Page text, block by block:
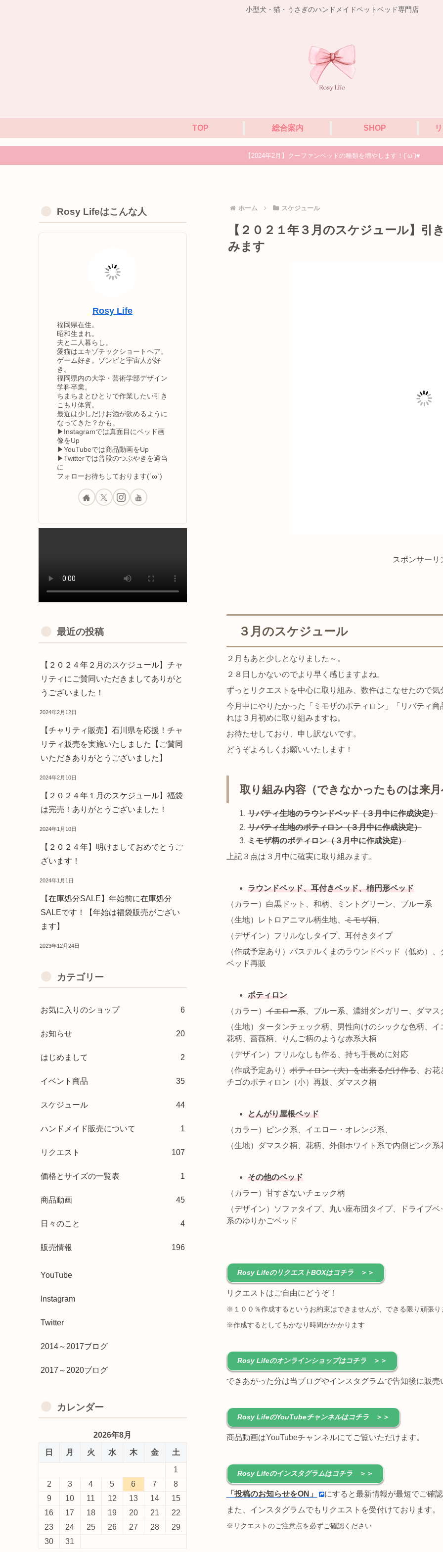
小型犬・猫・うさぎのハンドメイドペットベッド専門店
TOP 総合案内 SHOP
【2024年2月】クーファンベッドの種類を増やします！(´ω`)♥
ホーム スケジュール
【２０２１年３月のスケジュール】引
みます
スポンサーリ
３月のスケジュール
２月もあと少しとなりました～。
２８日しかないのでより早く感じますよね。
ずっとリクエストを中心に取り組み、数件はこなせたので気
今月中にやりたかった「ミモザのポティロン」「リバティ
れは３月初めに取り組みますね。
お待たせしており、申し訳ないです。
どうぞよろしくお願いいたします！
取り組み内容（できなかったものは来月
リバティ生地のラウンドベッド（３月中に作成決定）
リバティ生地のポティロン（３月中に作成決定）
ミモザ柄のポティロン（３月中に作成決定）
上記３点は３月中に確実に取り組みます。
ラウンドベッド、耳付きベッド、楕円形ベッド
（カラー）白黒ドット、和柄、ミントグリーン、ブルー系
（生地）レトロアニマル柄生地、ミモザ柄、
（デザイン）フリルなしタイプ、耳付きタイプ
（作成予定あり）パステルくまのラウンドベッド（低め）
ベッド再販
ポティロン
（カラー）イエロー系、ブルー系、濃紺ダンガリー、ダマ
（生地）タータンチェック柄、男性向けのシックな色柄、
花柄、薔薇柄、りんご柄のような赤系大柄
（デザイン）フリルなしも作る、持ち手長めに対応
（作成予定あり）ポティロン（大）を出来るだけ作る、お花
チゴのポティロン（小）再販、ダマスク柄
とんがり屋根ベッド
（カラー）ピンク系、イエロー・オレンジ系、
（生地）ダマスク柄、花柄、外側ホワイト系で内側ピンク系
その他のベッド
（カラー）甘すぎないチェック柄
（デザイン）ソファタイプ、丸い座布団タイプ、ドライブ
系のゆりかごベッド
Rosy LifeのリクエストBOXはコチラ＞＞
リクエストはご自由にどうぞ！
※１００％作成するというお約束はできませんが、できる限り頑張り
※作成するとしてもかなり時間がかかります
Rosy Lifeのオンラインショップはコチラ＞＞
できあがった分は当ブログやインスタグラムで告知後に販売
Rosy LifeのYouTubeチャンネルはコチラ＞＞
商品動画はYouTubeチャンネルにてご覧いただけます。
Rosy Lifeのインスタグラムはコチラ＞＞
「投稿のお知らせをON」
にすると最新情報が最短でご確認
また、インスタグラムでもリクエストを受付けております。
※リクエストのご注意点を必ずご確認ください
Rosy Lifeはこんな人
Rosy Life
福岡県在住。
昭和生まれ。
夫と二人暮らし。
愛猫はエキゾチックショートヘア。
ゲーム好き。ゾンビと宇宙人が好
き。
福岡県内の大学・芸術学部デザイン
学科卒業。
ちまちまとひとりで作業したい引き
こもり体質。
最近は少しだけお酒が飲めるように
なってきた？かも。
▶Instagramでは真面目にベッド画
像をUp
▶YouTubeでは商品動画をUp
▶Twitterでは普段のつぶやきを適当
に
フォローお待ちしております(´ω`)
最近の投稿
【２０２４年２月のスケジュール】チャ
リティにご賛同いただきましてありがと
うございました！
2024年2月12日
【チャリティ販売】石川県を応援！チャ
リティ販売を実施いたしました【ご賛同
いただきありがとうございました】
2024年2月10日
【２０２４年１月のスケジュール】福袋
は完売！ありがとうございました！
2024年1月10日
【２０２４年】明けましておめでとうご
ざいます！
2024年1月1日
【在庫処分SALE】年始前に在庫処分
SALEです！【年始は福袋販売がござい
ます】
2023年12月24日
カテゴリー
お気に入りのショップ 6
お知らせ 20
はじめまして 2
イベント商品 35
スケジュール 44
ハンドメイド販売について 1
リクエスト 107
価格とサイズの一覧表 1
商品動画 45
日々のこと 4
販売情報 196
YouTube
Instagram
Twitter
2014～2017ブログ
2017～2020ブログ
カレンダー
2026年8月
日 月 火 水 木 金 土
1
2
3 4 5 6 7
8
9
10 11 12 13 14
15
16
17 18 19 20 21
22
23
24 25 26 27 28
29
30
31